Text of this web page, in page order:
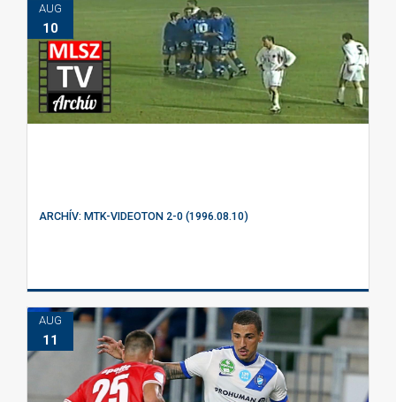
AUG
10
ARCHÍV: MTK-VIDEOTON 2-0 (1996.08.10)
AUG
11